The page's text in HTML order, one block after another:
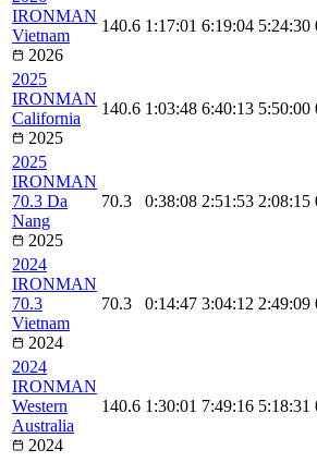
IRONMAN
Vietnam
2026
140.6 1:17:01 6:19:04 5:24:30
2025
IRONMAN
California
2025
140.6 1:03:48 6:40:13 5:50:00
2025
IRONMAN
70.3 Da
Nang
2025
70.3 0:38:08 2:51:53 2:08:15
2024
IRONMAN
70.3
Vietnam
2024
70.3 0:14:47 3:04:12 2:49:09
2024
IRONMAN
Western
Australia
2024
140.6 1:30:01 7:49:16 5:18:31